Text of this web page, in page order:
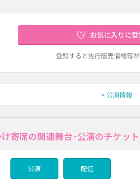
お気に入りに登
登録すると先行販売情報等
公演情報
寄席の関連舞台･公演のチケット
公演 配信